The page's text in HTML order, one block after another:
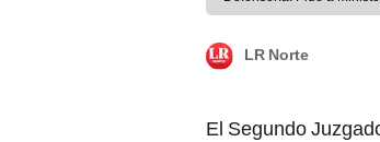
LR Norte
El Segundo